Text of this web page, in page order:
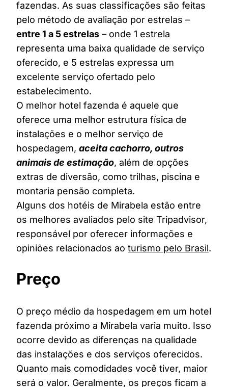
fazendas. As suas classificações são feitas
pelo método de avaliação por estrelas –
entre 1 a 5 estrelas – onde 1 estrela
representa uma baixa qualidade de serviço
oferecido, e 5 estrelas expressa um
excelente serviço ofertado pelo
estabelecimento.
O melhor hotel fazenda é aquele que
oferece uma melhor estrutura física de
instalações e o melhor serviço de
hospedagem, aceita cachorro, outros
animais de estimação, além de opções
extras de diversão, como trilhas, piscina e
montaria pensão completa.
Alguns dos hotéis de Mirabela estão entre
os melhores avaliados pelo site Tripadvisor,
responsável por oferecer informações e
opiniões relacionados ao turismo pelo Brasil.
Preço
O preço médio da hospedagem em um hotel
fazenda próximo a Mirabela varia muito. Isso
ocorre devido as diferenças na qualidade
das instalações e dos serviços oferecidos.
Quanto mais comodidades você tiver, maior
será o valor. Geralmente, os preços ficam a